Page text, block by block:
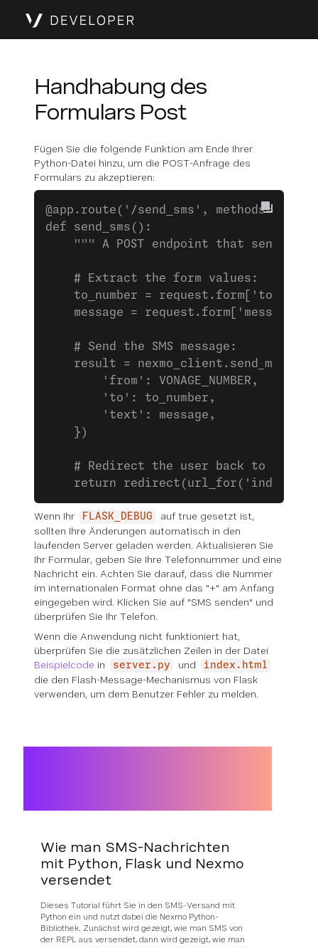
Handhabung des
Formulars Post
Fügen Sie die folgende Funktion am Ende Ihrer
Python-Datei hinzu, um die POST-Anfrage des
Formulars zu akzeptieren:
@app.route('/send_sms',
def send_sms():
""" A POST endpoint that sends an
    # Extract the form values:
to_number =
    message = request.form['message']
    # Send the SMS message:
result =
        'from': VONAGE_NUMBER,
        'to': to_number,
        'text': message,
    })
# Redirect the user back to the
    return redirect(url_for('index'))
Wenn Ihr FLASK_DEBUG
auf true gesetzt ist,
sollten Ihre Änderungen automatisch in den
laufenden Server geladen werden. Aktualisieren Sie
Ihr Formular, geben Sie Ihre Telefonnummer und eine
Nachricht ein. Achten Sie darauf, dass die Nummer
im internationalen Format ohne das "+" am Anfang
eingegeben wird. Klicken Sie auf "SMS senden" und
überprüfen Sie Ihr Telefon.
Wenn die Anwendung nicht funktioniert hat,
überprüfen Sie die zusätzlichen Zeilen in der Datei
Beispielcode in server.py und index.html
die den Flash-Message-Mechanismus von Flask
verwenden, um dem Benutzer Fehler zu melden.
Wie man SMS-Nachrichten
mit Python, Flask und Nexmo
versendet
Dieses Tutorial führt Sie in den SMS-Versand mit
Python ein und nutzt dabei die Nexmo Python-
Bibliothek. Zunächst wird gezeigt, wie man SMS von
der REPL aus versendet, dann wird gezeigt, wie man